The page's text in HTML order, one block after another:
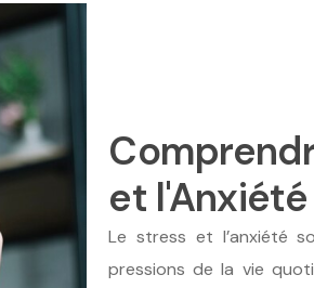
et l'Anxiété
Le stress et l’anxiété
pressions de la vie